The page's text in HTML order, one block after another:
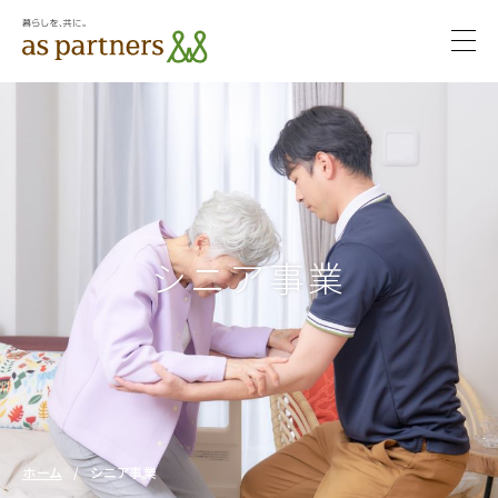
シニア事業
ホーム / シニア事業
ティ